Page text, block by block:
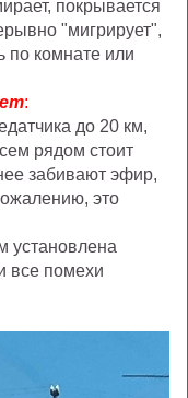
покрывается
"мигрирует",
по комнате или
:
до 20 км,
рядом стоит
забивают эфир,
это
установлена
все помехи